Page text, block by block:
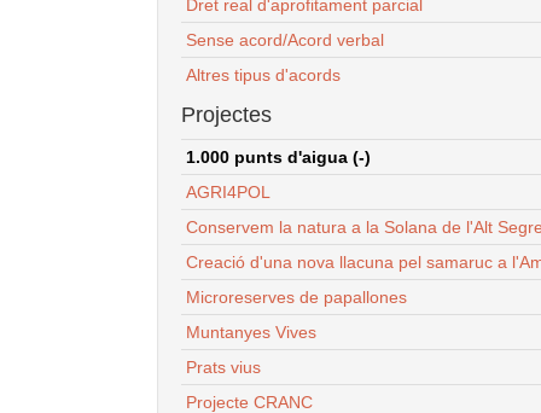
Dret real d'aprofitament parcial
Sense acord/Acord verbal
Altres tipus d'acords
Projectes
1.000 punts d'aigua (-)
AGRI4POL
Conservem la natura a la Solana de l'Alt
Creació d'una nova llacuna pel samaruc a
Microreserves de papallones
Muntanyes Vives
Prats vius
Projecte CRANC